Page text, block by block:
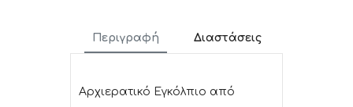
Περιγραφή Διαστάσεις
Αρχιερατικό Εγκόλπιο από